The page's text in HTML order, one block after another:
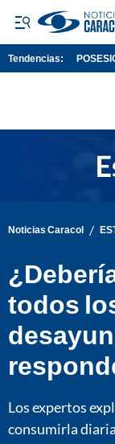
Tendencias:
Noticias Caracol /
todos
Los expertos
consumirla